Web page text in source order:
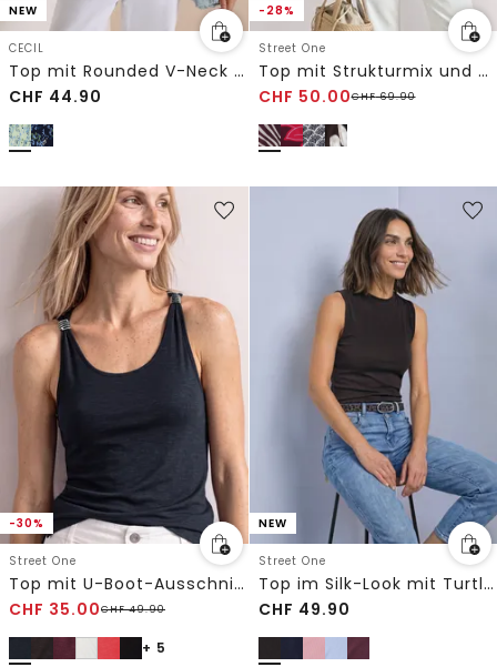
NEW
CECIL
Top mit Rounded V-Neck und Print
CHF 44.90
-28%
Street One
Top mit Strukturmix und Crochet-Details
CHF 50.00CHF69.90
-30%
Street One
Top mit U-Boot-Ausschnitt und Schulterdetail
CHF 35.00CHF49.90
+ 5
NEW
Street One
Top im Silk-Look mit Turtle Neck
CHF 49.90